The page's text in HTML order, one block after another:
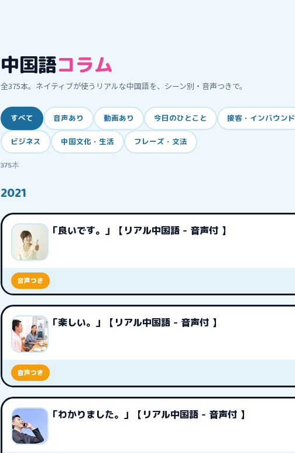
中国語コラム
全375本。ネイティブが使うリアルな中国語を、シーン別・音声つきで。
すべて 音声あり 動画あり 今日のひとこと 接客・インバウンド
ビジネス 中国文化・生活 フレーズ・文法
375本
2021
「良いです。」【リアル中国語 - 音声付 】
音声つき
「楽しい。」【リアル中国語 - 音声付 】
音声つき
「わかりました。」【リアル中国語 - 音声付 】